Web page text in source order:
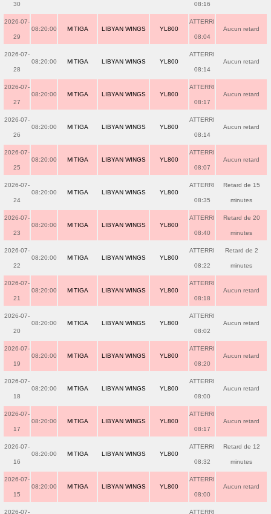
30 08:16
2026-07-
29
08:20:00 MITIGA LIBYAN WINGS YL800
ATTERRI
08:04
Aucun retard
2026-07-
28
08:20:00 MITIGA LIBYAN WINGS YL800
ATTERRI
08:14
Aucun retard
2026-07-
27
08:20:00 MITIGA LIBYAN WINGS YL800
ATTERRI
08:17
Aucun retard
2026-07-
26
08:20:00 MITIGA LIBYAN WINGS YL800
ATTERRI
08:14
Aucun retard
2026-07-
25
08:20:00 MITIGA LIBYAN WINGS YL800
ATTERRI
08:07
Aucun retard
2026-07-
24
08:20:00 MITIGA LIBYAN WINGS YL800
ATTERRI
08:35
Retard de 15
minutes
2026-07-
23
08:20:00 MITIGA LIBYAN WINGS YL800
ATTERRI
08:40
Retard de 20
minutes
2026-07-
22
08:20:00 MITIGA LIBYAN WINGS YL800
ATTERRI
08:22
Retard de 2
minutes
2026-07-
21
08:20:00 MITIGA LIBYAN WINGS YL800
ATTERRI
08:18
Aucun retard
2026-07-
20
08:20:00 MITIGA LIBYAN WINGS YL800
ATTERRI
08:02
Aucun retard
2026-07-
19
08:20:00 MITIGA LIBYAN WINGS YL800
ATTERRI
08:20
Aucun retard
2026-07-
18
08:20:00 MITIGA LIBYAN WINGS YL800
ATTERRI
08:00
Aucun retard
2026-07-
17
08:20:00 MITIGA LIBYAN WINGS YL800
ATTERRI
08:17
Aucun retard
2026-07-
16
08:20:00 MITIGA LIBYAN WINGS YL800
ATTERRI
08:32
Retard de 12
minutes
2026-07-
15
08:20:00 MITIGA LIBYAN WINGS YL800
ATTERRI
08:00
Aucun retard
2026-07- ATTERRI